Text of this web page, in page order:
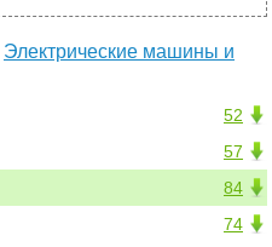
Электрические машины и
52
57
84
74